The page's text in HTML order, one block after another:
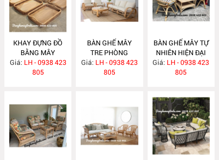
KHAY ĐỰNG ĐỒ
BẰNG MÂY
MA769
Giá: LH - 0938 423
805
BÀN GHẾ MÂY
TRE PHÒNG
KHÁCH MA764
Giá: LH - 0938 423
805
BÀN GHẾ MÂY TỰ
NHIÊN HIỆN ĐẠI
MA763
Giá: LH - 0938 423
805